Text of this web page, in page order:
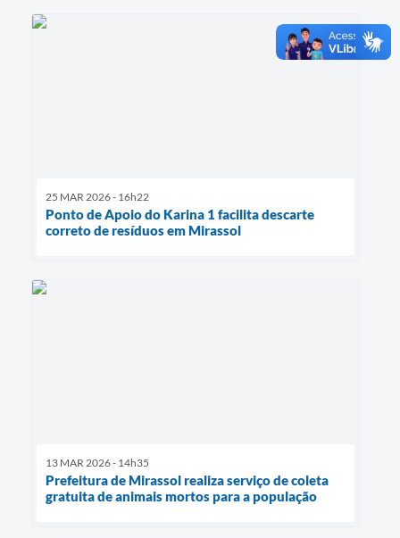
25 MAR 2026 - 16h22
Ponto de Apoio do Karina 1 facilita descarte
correto de resíduos em Mirassol
13 MAR 2026 - 14h35
Prefeitura de Mirassol realiza serviço de coleta
gratuita de animais mortos para a população